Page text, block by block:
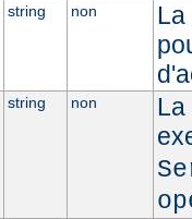
string non
La
string non
La